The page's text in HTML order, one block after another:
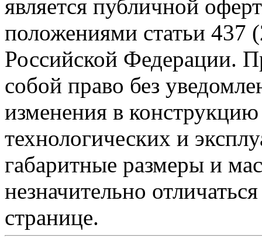
является публичной
положениями статьи 437
Российской Федерации.
собой право без
изменения в
технологических и
габаритные размеры и
незначительно
странице.